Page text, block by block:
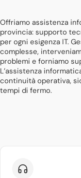
Offriamo assistenza
provincia: supporto
per ogni esigenza IT.
complesse,
problemi e forniamo
L’assistenza
continuità operativa,
tempi di fermo.